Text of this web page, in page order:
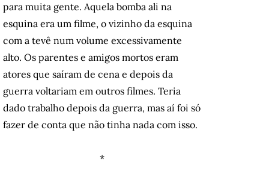
para muita gente. Aquela bomba ali na
esquina era um filme, o vizinho da esquina
com a tevê num volume excessivamente
alto. Os parentes e amigos mortos eram
atores que saíram de cena e depois da
guerra voltariam em outros filmes. Teria
dado trabalho depois da guerra, mas aí foi só
fazer de conta que não tinha nada com isso.
*